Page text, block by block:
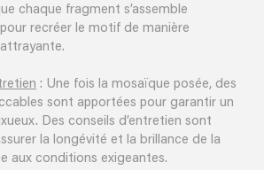
chaque fragment s’assemble
recréer le motif de manière
: Une fois la mosaïque posée, des
sont apportées pour garantir un
Des conseils d’entretien sont
la longévité et la brillance de la
aux conditions exigeantes.